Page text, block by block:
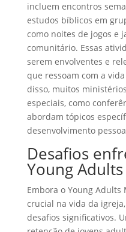
incluem encontros
estudos bíblicos em
como noites de jogos e
comunitário. Essas
serem envolventes e
que ressoam com a
disso, muitos
especiais, como
abordam tópicos
desenvolvimento
Desafios
Young
Embora o Young
crucial na vida da
desafios significativos.